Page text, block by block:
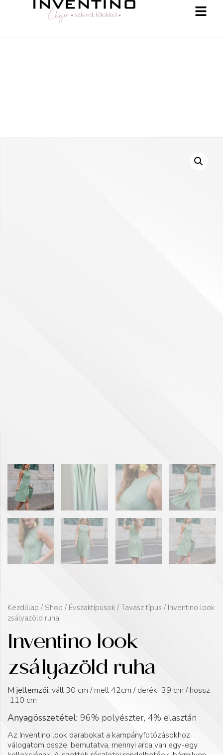
Kezdőlap / Shop / Évszaktípusok / Tavasz típus / Inventino look
zsályazöld ruha
Inventino look
zsályazöld ruha
M jellemzői: váll 30 cm / mell 42cm / derék 39 cm / hossz
110 cm
Anyagösszetétel: 96% polyészter, 4% elasztán
Az Inventino look darabokat a kampányfotózásokhoz
válogatom össze, bemutatva, mennyi arca van egy-egy